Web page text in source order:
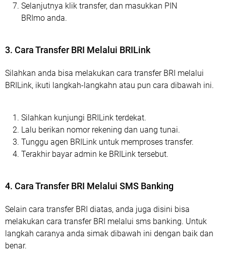
Selanjutnya klik transfer, dan masukkan PIN
BRImo anda.
3. Cara Transfer BRI Melalui BRILink
Silahkan anda bisa melakukan cara transfer BRI melalui
BRILink, ikuti langkah-langkahn atau pun cara dibawah ini.
Silahkan kunjungi BRILink terdekat.
Lalu berikan nomor rekening dan uang tunai.
Tunggu agen BRILink untuk memproses transfer.
Terakhir bayar admin ke BRILink tersebut.
4. Cara Transfer BRI Melalui SMS Banking
Selain cara transfer BRI diatas, anda juga disini bisa
melakukan cara transfer BRI melalui sms banking. Untuk
langkah caranya anda simak dibawah ini dengan baik dan
benar.